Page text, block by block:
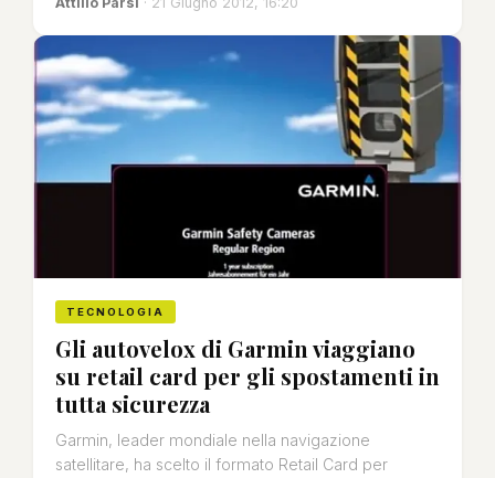
TECNOLOGIA
Gli autovelox di Garmin viaggiano
su retail card per gli spostamenti in
tutta sicurezza
Garmin, leader mondiale nella navigazione
satellitare, ha scelto il formato Retail Card per